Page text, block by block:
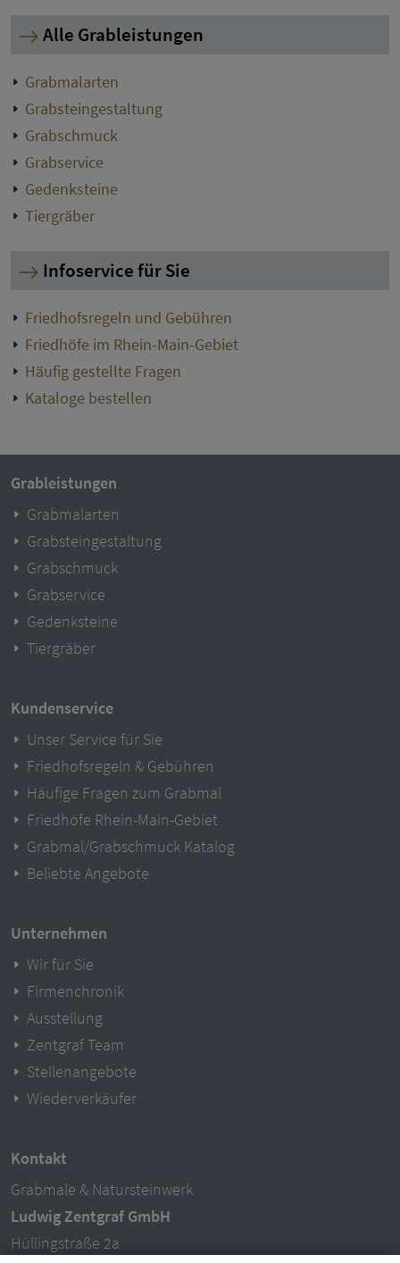
Alle Grableistungen
Grabmalarten
Grabsteingestaltung
Grabschmuck
Grabservice
Gedenksteine
Tiergräber
Infoservice für Sie
Friedhofsregeln und Gebühren
Friedhöfe im Rhein-Main-Gebiet
Häufig gestellte Fragen
Kataloge bestellen
Grableistungen
Grabmalarten
Grabsteingestaltung
Grabschmuck
Grabservice
Gedenksteine
Tiergräber
Kundenservice
Unser Service für Sie
Friedhofsregeln & Gebühren
Häufige Fragen zum Grabmal
Friedhöfe Rhein-Main-Gebiet
Grabmal/Grabschmuck Katalog
Beliebte Angebote
Unternehmen
Wir für Sie
Firmenchronik
Ausstellung
Zentgraf Team
Stellenangebote
Wiederverkäufer
Kontakt
Grabmale & Natursteinwerk
Ludwig Zentgraf GmbH
Hüllingstraße 2a